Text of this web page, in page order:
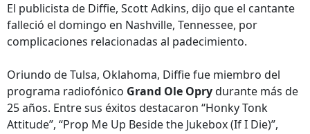
El publicista de Diffie, Scott Adkins, dijo que el cantante
falleció el domingo en Nashville, Tennessee, por
complicaciones relacionadas al padecimiento.
Oriundo de Tulsa, Oklahoma, Diffie fue miembro del
programa radiofónico Grand Ole Oprydurante más de
25 años. Entre sus éxitos destacaron “Honky Tonk
Attitude”, “Prop Me Up Beside the Jukebox (If I Die)”,